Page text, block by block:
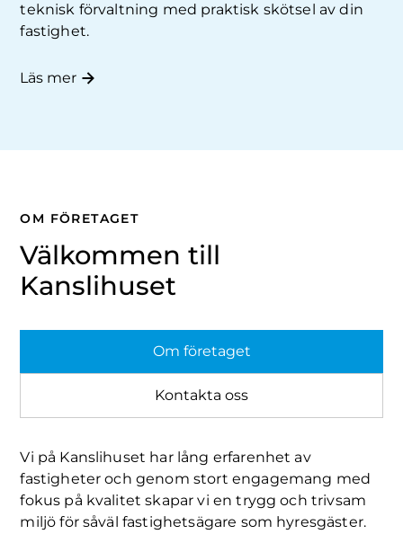
teknisk förvaltning med praktisk skötsel av din
fastighet.
Läs mer
OM FÖRETAGET
Välkommen till
Kanslihuset
Om företaget
Kontakta oss
Vi på Kanslihuset har lång erfarenhet av
fastigheter och genom stort engagemang med
fokus på kvalitet skapar vi en trygg och trivsam
miljö för såväl fastighetsägare som hyresgäster.